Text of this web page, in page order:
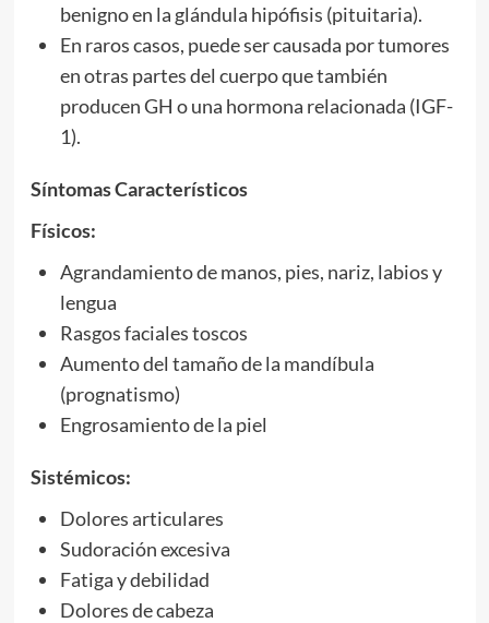
benigno en la glándula hipófisis (pituitaria).
En raros casos, puede ser causada por tumores
en otras partes del cuerpo que también
producen GH o una hormona relacionada (IGF-
1).
Síntomas Característicos
Físicos:
Agrandamiento de manos, pies, nariz, labios y
lengua
Rasgos faciales toscos
Aumento del tamaño de la mandíbula
(prognatismo)
Engrosamiento de la piel
Sistémicos:
Dolores articulares
Sudoración excesiva
Fatiga y debilidad
Dolores de cabeza